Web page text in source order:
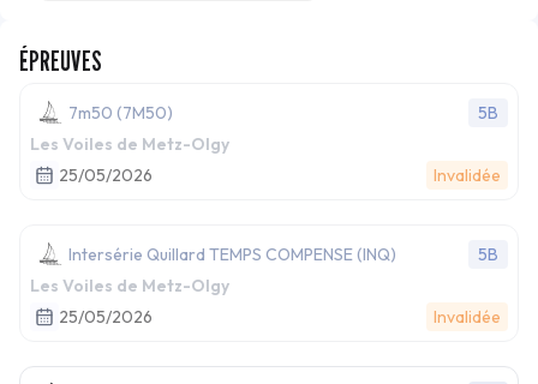
ÉPREUVES
7m50 (7M50)
5B
Les Voiles de Metz-Olgy
25/05/2026
Invalidée
Intersérie Quillard TEMPS COMPENSE (INQ)
5B
Les Voiles de Metz-Olgy
25/05/2026
Invalidée